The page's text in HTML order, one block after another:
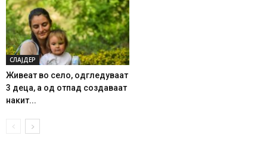
СЛАЈДЕР
Живеат во село, одгледуваат
3 деца, а од отпад создаваат
накит...